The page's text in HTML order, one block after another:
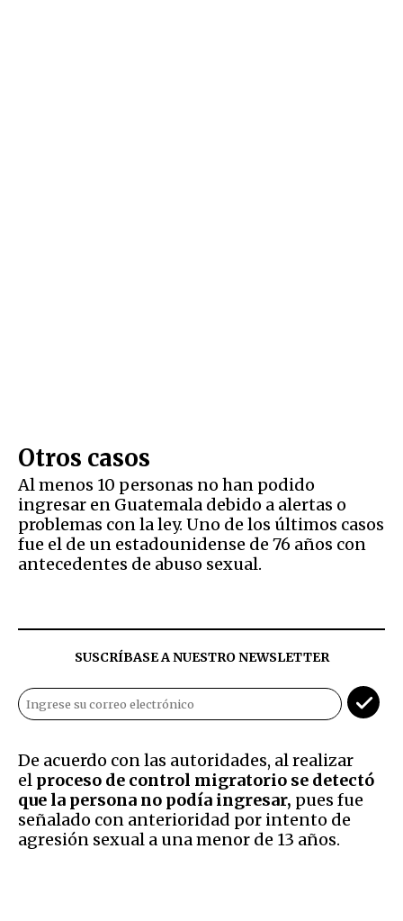
Otros casos
Al menos 10 personas no han podido
ingresar en Guatemala debido a alertas o
problemas con la ley. Uno de los últimos casos
fue el de un estadounidense de 76 años con
antecedentes de abuso sexual.
SUSCRÍBASE A NUESTRO NEWSLETTER
De acuerdo con las autoridades, al realizar
el proceso de control migratorio se detectó
que la persona no podía ingresar, pues fue
señalado con anterioridad por intento de
agresión sexual a una menor de 13 años.